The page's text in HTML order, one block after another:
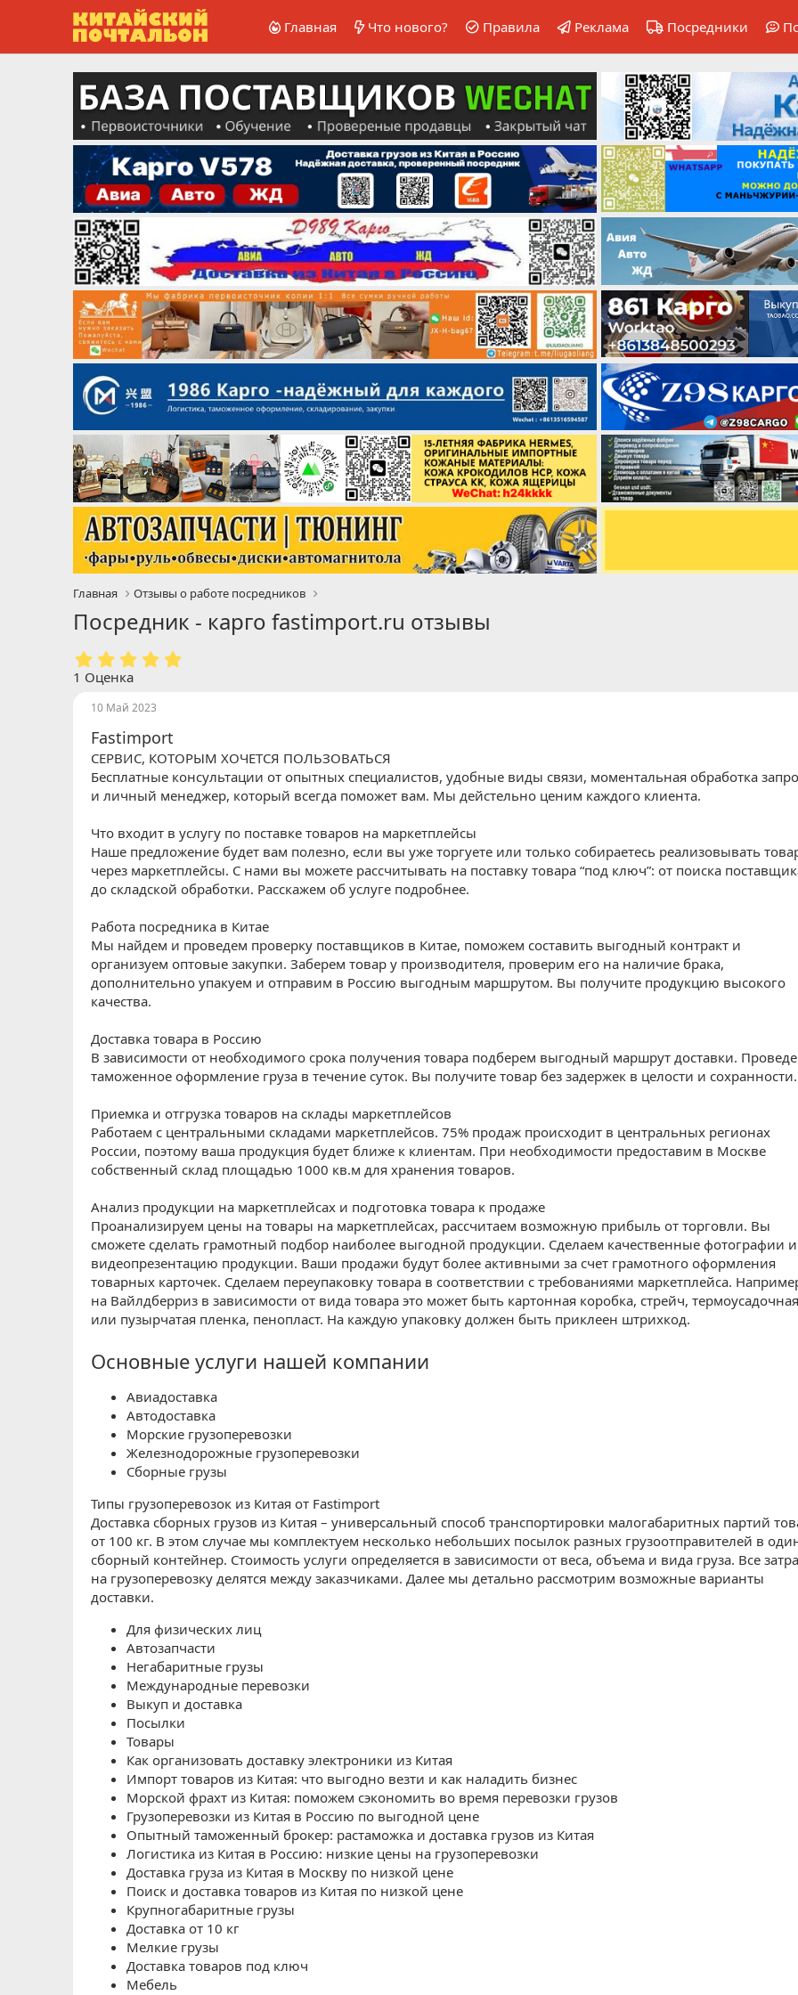
Главная Что нового? Правила Реклама Посредники
Главная Отзывы о работе посредников
Посредник - карго fastimport.ru отзывы
ё
з
д
1 Оценка
10 Май 2023
Fastimport
СЕРВИС, КОТОРЫМ ХОЧЕТСЯ ПОЛЬЗОВАТЬСЯ
Бесплатные консультации от опытных специалистов, удобные виды связи, моментальная обработка
и личный менеджер, который всегда поможет вам. Мы дейстельно ценим каждого клиента.
Что входит в услугу по поставке товаров на маркетплейсы
Наше предложение будет вам полезно, если вы уже торгуете или только собираетесь реализовывать
через маркетплейсы. С нами вы можете рассчитывать на поставку товара “под ключ”: от поиска
до складской обработки. Расскажем об услуге подробнее.
Работа посредника в Китае
Мы найдем и проведем проверку поставщиков в Китае, поможем составить выгодный контракт и
организуем оптовые закупки. Заберем товар у производителя, проверим его на наличие брака,
дополнительно упакуем и отправим в Россию выгодным маршрутом. Вы получите продукцию высокого
качества.
Доставка товара в Россию
В зависимости от необходимого срока получения товара подберем выгодный маршрут доставки.
таможенное оформление груза в течение суток. Вы получите товар без задержек в целости и сохранности.
Приемка и отгрузка товаров на склады маркетплейсов
Работаем с центральными складами маркетплейсов. 75% продаж происходит в центральных регионах
России, поэтому ваша продукция будет ближе к клиентам. При необходимости предоставим в Москве
собственный склад площадью 1000 кв.м для хранения товаров.
Анализ продукции на маркетплейсах и подготовка товара к продаже
Проанализируем цены на товары на маркетплейсах, рассчитаем возможную прибыль от торговли. Вы
сможете сделать грамотный подбор наиболее выгодной продукции. Сделаем качественные фотографии и
видеопрезентацию продукции. Ваши продажи будут более активными за счет грамотного оформления
товарных карточек. Сделаем переупаковку товара в соответствии с требованиями маркетплейса.
на Вайлдберриз в зависимости от вида товара это может быть картонная коробка, стрейч, термоусадочная
или пузырчатая пленка, пенопласт. На каждую упаковку должен быть приклеен штрихкод.
Основные услуги нашей компании
Авиадоставка
Автодоставка
Морские грузоперевозки
Железнодорожные грузоперевозки
Сборные грузы
Типы грузоперевозок из Китая от Fastimport
Доставка сборных грузов из Китая – универсальный способ транспортировки малогабаритных партий
от 100 кг. В этом случае мы комплектуем несколько небольших посылок разных грузоотправителей в
сборный контейнер. Стоимость услуги определяется в зависимости от веса, объема и вида груза. Все
на грузоперевозку делятся между заказчиками. Далее мы детально рассмотрим возможные варианты
доставки.
Для физических лиц
Автозапчасти
Негабаритные грузы
Международные перевозки
Выкуп и доставка
Посылки
Товары
Как организовать доставку электроники из Китая
Импорт товаров из Китая: что выгодно везти и как наладить бизнес
Морской фрахт из Китая: поможем сэкономить во время перевозки грузов
Грузоперевозки из Китая в Россию по выгодной цене
Опытный таможенный брокер: растаможка и доставка грузов из Китая
Логистика из Китая в Россию: низкие цены на грузоперевозки
Доставка груза из Китая в Москву по низкой цене
Поиск и доставка товаров из Китая по низкой цене
Крупногабаритные грузы
Доставка от 10 кг
Мелкие грузы
Доставка товаров под ключ
Мебель